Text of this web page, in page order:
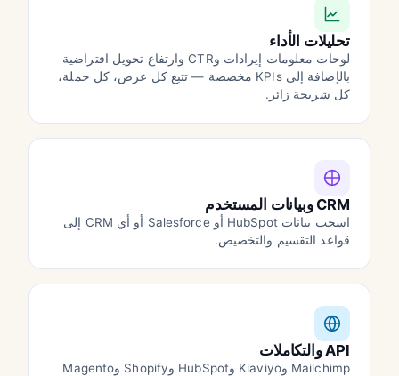
تحليلات الأداء
لوحات معلومات إيرادات وCTR وارتفاع تحويل افتراضية
بالإضافة إلى KPIs مخصصة — تتبع كل عرض، كل حملة،
كل شريحة زائر.
CRM وبيانات المستخدم
اسحب بيانات HubSpot أو Salesforce أو أي CRM إلى
قواعد التقسيم والتخصيص.
API والتكاملات
Mailchimp وKlaviyo وHubSpot وShopify وMagento